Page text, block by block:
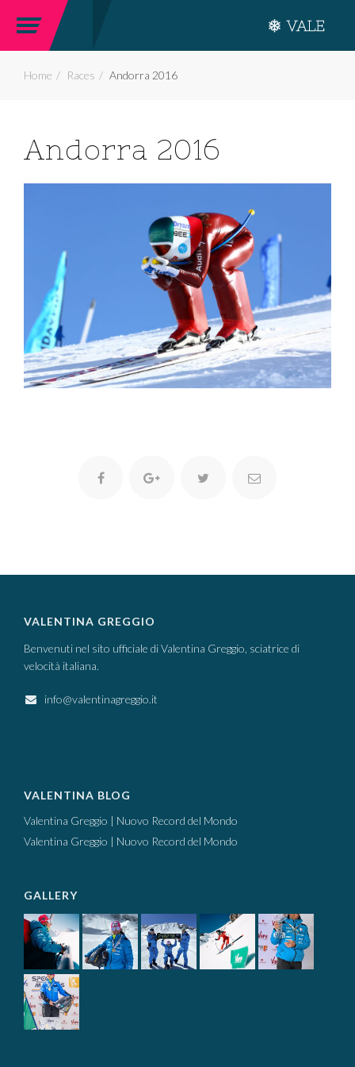
Home Races Andorra 2016
Andorra 2016
VALENTINA GREGGIO
Benvenuti nel sito ufficiale di Valentina Greggio, sciatrice di
velocità italiana.
info@valentinagreggio.it
VALENTINA BLOG
Valentina Greggio | Nuovo Record del Mondo
Valentina Greggio | Nuovo Record del Mondo
GALLERY